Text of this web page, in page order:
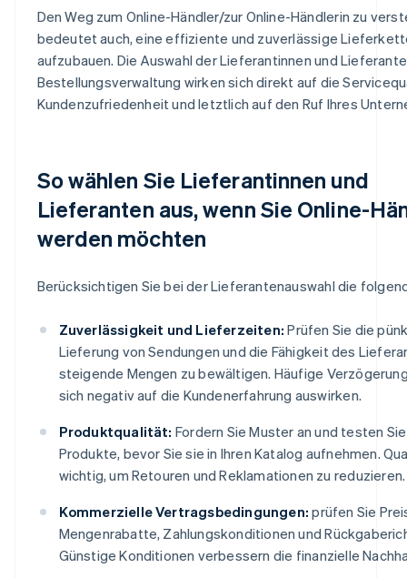
Den Weg zum Online-Händler/zur Online-Händlerin zu
bedeutet auch, eine effiziente und zuverlässige
aufzubauen. Die Auswahl der Lieferantinnen und
Bestellungsverwaltung wirken sich direkt auf die
Kundenzufriedenheit und letztlich auf den Ruf Ihres
So wählen Sie Lieferantinnen und
Lieferanten aus, wenn Sie Online-
werden möchten
Berücksichtigen Sie bei der Lieferantenauswahl die
Zuverlässigkeit und Lieferzeiten: Prüfen Sie die
Lieferung von Sendungen und die Fähigkeit des
steigende Mengen zu bewältigen. Häufige
sich negativ auf die Kundenerfahrung auswirken.
Produktqualität: Fordern Sie Muster an und testen
Produkte, bevor Sie sie in Ihren Katalog aufnehmen.
wichtig, um Retouren und Reklamationen zu reduzieren.
Kommerzielle Vertragsbedingungen: prüfen Sie
Mengenrabatte, Zahlungskonditionen und
Günstige Konditionen verbessern die finanzielle